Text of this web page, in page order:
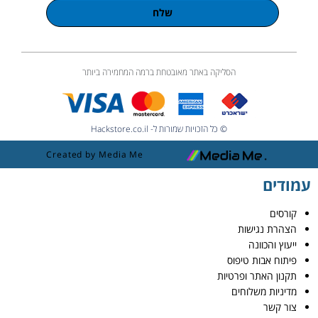
שלח
הסליקה באתר מאובטחת ברמה המחמירה ביותר
© כל הזכויות שמורות ל- Hackstore.co.il
Created by Media Me
עמודים
קורסים
הצהרת נגישות
ייעוץ והכוונה
פיתוח אבות טיפוס
תקנון האתר ופרטיות
מדיניות משלוחים
צור קשר